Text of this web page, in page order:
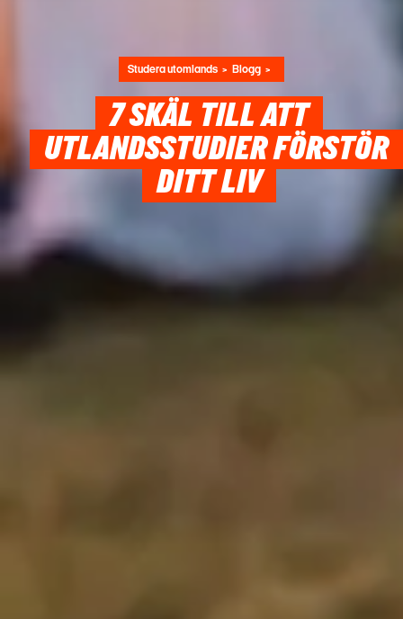
Studera utomlands Blogg
7 SKÄL TILL ATT
UTLANDSSTUDIER FÖRSTÖR
DITT LIV